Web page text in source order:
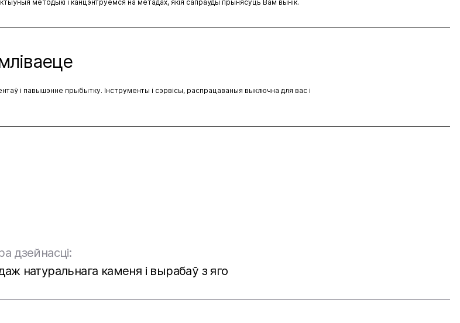
методыкі і канцэнтруемся на метадах, якія сапраўды прынясуць Вам вынік.
і павышэнне прыбытку. Інструменты і сэрвісы, распрацаваныя выключна для вас і
дзейнасці:
натуральнага каменя і вырабаў з яго